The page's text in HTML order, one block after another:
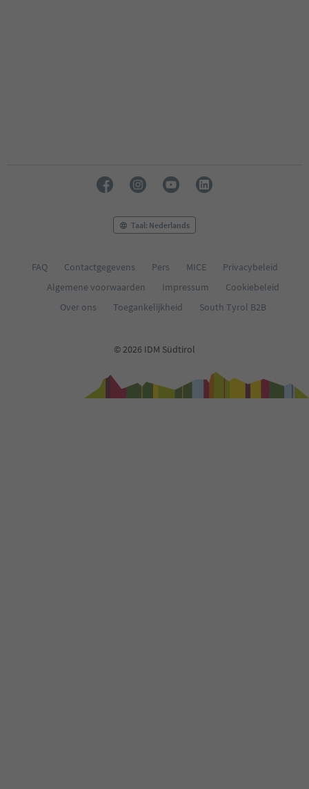
Taal: Nederlands
FAQ Contactgegevens Pers MICE
Privacybeleid
Algemene voorwaarden
Impressum
Cookiebeleid
Over ons
Toegankelijkheid South Tyrol B2B
© 2026 IDM Südtirol